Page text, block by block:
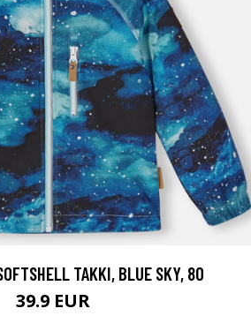
TAKKI, BLUE SKY, 80
39.9 EUR